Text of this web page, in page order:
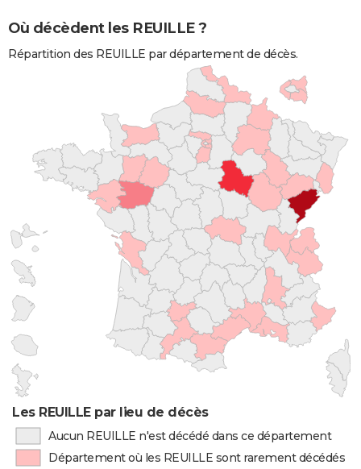
Où décèdent les REUILLE ?
Répartition des REUILLE par département de décès.
Les REUILLE par lieu de décès
Aucun REUILLE n'est décédé dans ce département
Département où les REUILLE sont rarement décédés